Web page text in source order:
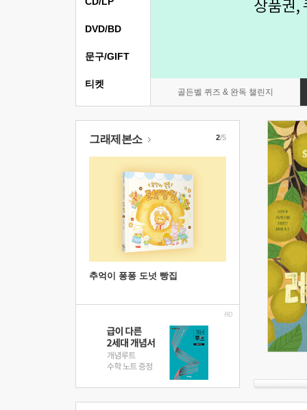
골든벨 퀴즈 & 완독 챌린지
DVD/BD
문구/GIFT
티켓
그래제본소
추억이 퐁퐁 도넛 빵집
2/5